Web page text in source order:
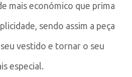
mais económico que prima
sendo assim a peça
vestido e tornar o seu
especial.